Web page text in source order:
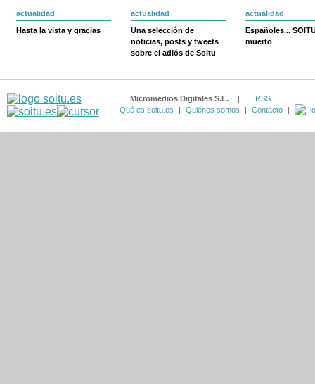
actualidad
Hasta la vista y gracias
actualidad
Una selección de
noticias, posts y tweets
sobre el adiós de Soitu
actualidad
Españoles...
muerto
Micromedios Digitales S.L. |
RSS
Qué es soitu.es
| Quiénes somos | Contacto |